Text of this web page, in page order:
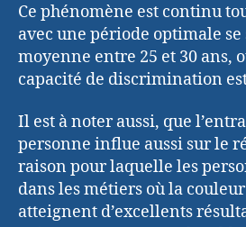
Ce phénomène est continu
avec une période optimale
moyenne entre 25 et 30 ans,
capacité de discrimination
Il est à noter aussi, que
personne influe aussi sur le
raison pour laquelle les
dans les métiers où la
atteignent d’excellents